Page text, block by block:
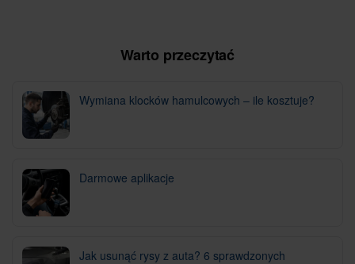
Warto przeczytać
Wymiana klocków hamulcowych – ile kosztuje?
Darmowe aplikacje
Jak usunąć rysy z auta? 6 sprawdzonych